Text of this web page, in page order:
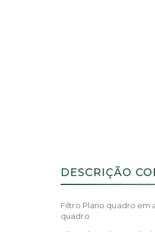
DESCRIÇÃO
Filtro Plano quadro em
quadro